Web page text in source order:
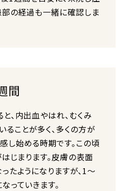
部の経過も一緒に確認しま
間
、内出血やはれ、むくみ
ことが多く、多くの方が
し始める時期です。この頃
はじまります。皮膚の表面
たようになりますが、1～
っていきます。